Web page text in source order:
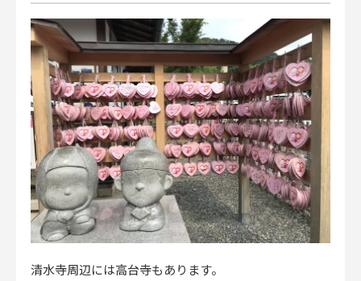
清水寺周辺には高台寺もあります。